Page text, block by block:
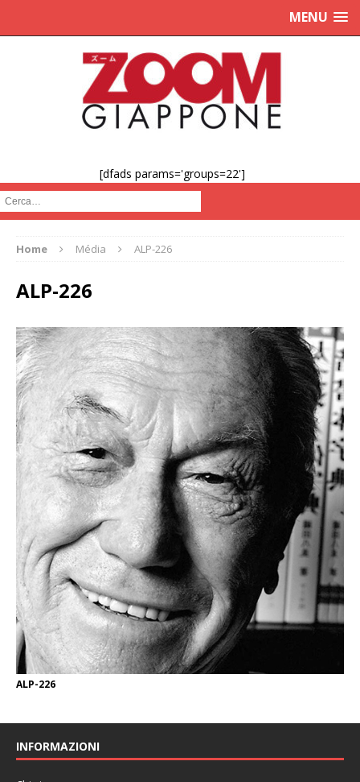
MENU
[dfads params='groups=22']
Cerca :
Home Média ALP-226
ALP-226
ALP-226
INFORMAZIONI